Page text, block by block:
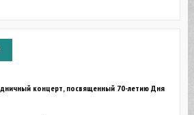
концерт, посвященный 70-летию Дня